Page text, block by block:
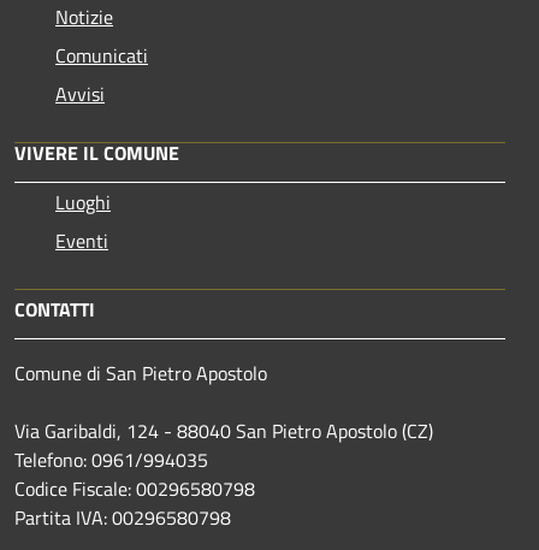
Notizie
Comunicati
Avvisi
VIVERE IL COMUNE
Luoghi
Eventi
CONTATTI
Comune di San Pietro Apostolo
Via Garibaldi, 124 - 88040 San Pietro Apostolo (CZ)
Telefono: 0961/994035
Codice Fiscale: 00296580798
Partita IVA: 00296580798